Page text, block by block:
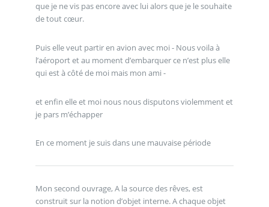
que je ne vis pas encore avec lui alors que je le souhaite
de tout cœur.
Puis elle veut partir en avion avec moi - Nous voila à
l’aéroport et au moment d’embarquer ce n’est plus elle
qui est à côté de moi mais mon ami -
et enfin elle et moi nous nous disputons violemment et
je pars m’échapper
En ce moment je suis dans une mauvaise période
Mon second ouvrage, A la source des rêves, est
construit sur la notion d’objet interne. A chaque objet